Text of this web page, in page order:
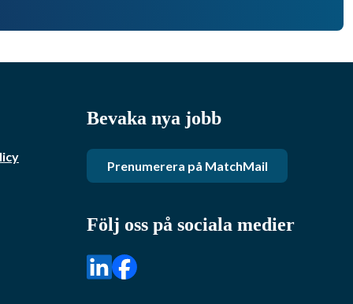
Bevaka nya jobb
Prenumerera på MatchMail
Följ oss på sociala medier